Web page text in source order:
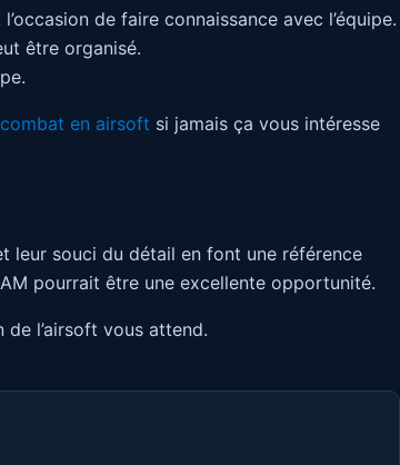
de faire connaissance avec l’équipe.
être organisé.
en airsoft si jamais ça vous intéresse
leur souci du détail en font une référence
pourrait être une excellente opportunité.
l’airsoft vous attend.